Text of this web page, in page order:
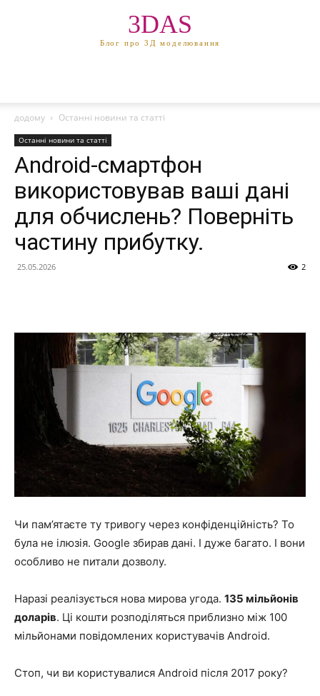
3DAS
Блог про 3Д моделювання
додому Останні новини та статті
Останні новини та статті
Android-смартфон
використовував ваші дані
для обчислень? Поверніть
частину прибутку.
25.05.2026 2
Чи пам’ятаєте ту тривогу через конфіденційність? То
була не ілюзія. Google збирав дані. І дуже багато. І вони
особливо не питали дозволу.
Наразі реалізується нова мирова угода. 135 мільйонів
доларів. Ці кошти розподіляться приблизно між 100
мільйонами повідомлених користувачів Android.
Стоп, чи ви користувалися Android після 2017 року?